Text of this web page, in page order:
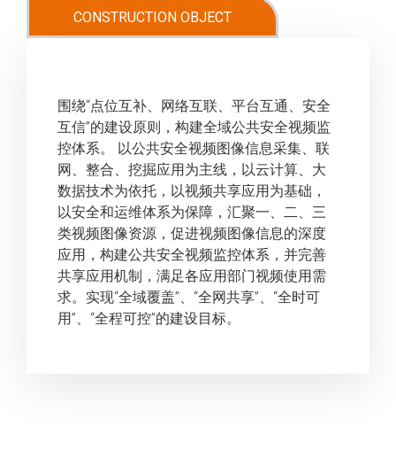
CONSTRUCTION OBJECT
围绕“点位互补、网络互联、平台互通、安全
互信”的建设原则，构建全域公共安全视频监
控体系。 以公共安全视频图像信息采集、联
网、整合、挖掘应用为主线，以云计算、大
数据技术为依托，以视频共享应用为基础，
以安全和运维体系为保障，汇聚一、二、三
类视频图像资源，促进视频图像信息的深度
应用，构建公共安全视频监控体系，并完善
共享应用机制，满足各应用部门视频使用需
求。实现“全域覆盖”、“全网共享”、“全时可
用”、“全程可控”的建设目标。